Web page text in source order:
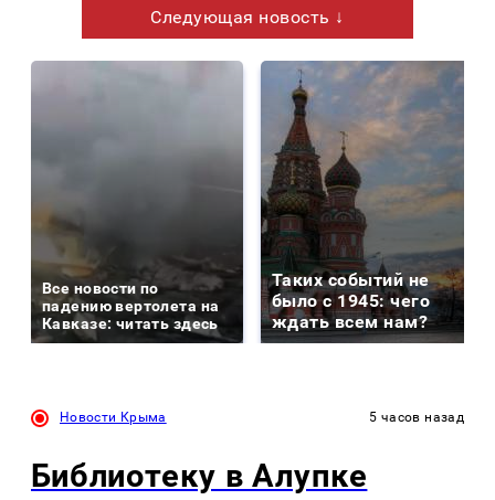
Следующая новость ↓
Все новости по
падению вертолета на
Кавказе: читать здесь
Таких событий не
было с 1945: чего
ждать всем нам?
Новости Крыма 5 часов назад
Библиотеку в Алупке